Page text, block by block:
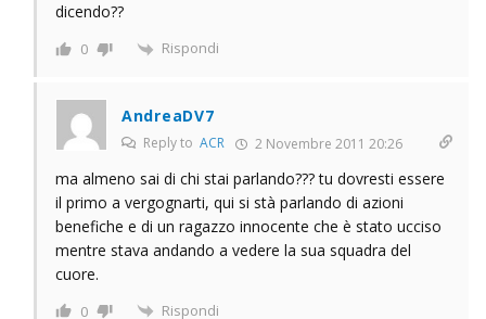
dicendo??
0 Rispondi
AndreaDV7
Reply to ACR 2 Novembre 2011 20:26
ma almeno sai di chi stai parlando??? tu dovresti essere
il primo a vergognarti, qui si stà parlando di azioni
benefiche e di un ragazzo innocente che è stato ucciso
mentre stava andando a vedere la sua squadra del
cuore.
0 Rispondi